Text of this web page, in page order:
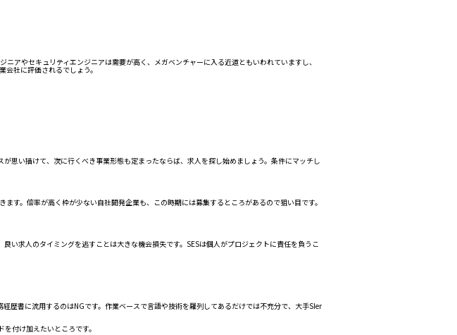
アやセキュリティエンジニアは需要が高く、メガベンチャーに入る近道ともいわれていますし、
社に評価されるでしょう。
思い描けて、次に行くべき事業形態も定まったならば、求人を探し始めましょう。条件にマッチし
す。倍率が高く枠が少ない自社開発企業も、この時期には募集するところがあるので狙い目です。
い求人のタイミングを逃すことは大きな機会損失です。SESは個人がプロジェクトに責任を負うこ
歴書に流用するのはNGです。作業ベースで言語や技術を羅列してあるだけでは不充分で、大手SIer
付け加えたいところです。